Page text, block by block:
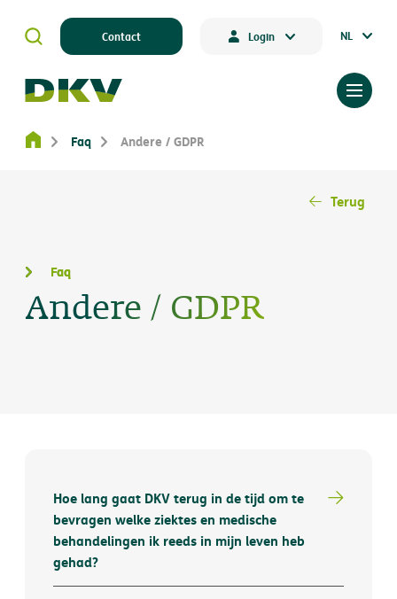
Contact Login NL
Faq
Andere / GDPR
Terug
Faq Andere / GDPR
Hoe lang gaat DKV terug in de tijd om te
bevragen welke ziektes en medische
behandelingen ik reeds in mijn leven heb
gehad?